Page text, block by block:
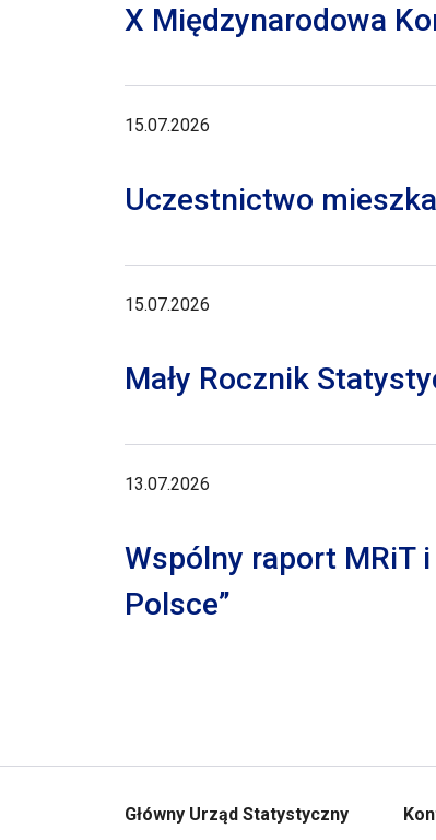
X Międzynarodowa
15.07.2026
Uczestnictwo
15.07.2026
Mały Rocznik
13.07.2026
Wspólny raport MRiT
Polsce”
Główny Urząd Statystyczny